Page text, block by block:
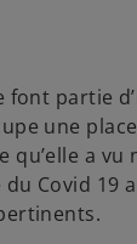
partie
une
qu’elle a
Covid 19